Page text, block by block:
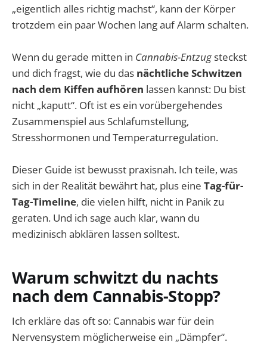
„eigentlich alles richtig machst“, kann der Körper
trotzdem ein paar Wochen lang auf Alarm schalten.
Wenn du gerade mitten in Cannabis-Entzugsteckst
und dich fragst, wie du das nächtliche Schwitzen
nach dem Kiffen aufhören lassen kannst: Du bist
nicht „kaputt“. Oft ist es ein vorübergehendes
Zusammenspiel aus Schlafumstellung,
Stresshormonen und Temperaturregulation.
Dieser Guide ist bewusst praxisnah. Ich teile, was
sich in der Realität bewährt hat, plus eine Tag-für-
Tag-Timeline, die vielen hilft, nicht in Panik zu
geraten. Und ich sage auch klar, wann du
medizinisch abklären lassen solltest.
Warum schwitzt du nachts
nach dem Cannabis-Stopp?
Ich erkläre das oft so: Cannabis war für dein
Nervensystem möglicherweise ein „Dämpfer“.